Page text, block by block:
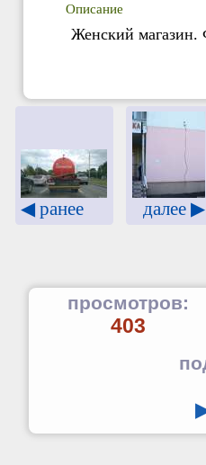
Описание
Женский магазин.
◀ ранее далее ▶
просмотров:
403